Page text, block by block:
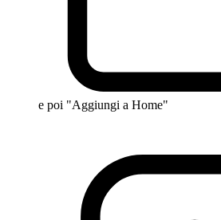
e poi "Aggiungi a Home"